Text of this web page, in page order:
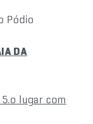
Pódio
DA
lugar com